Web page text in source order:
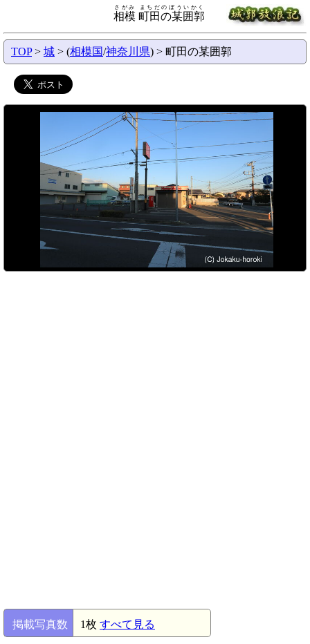
相模 町田の某囲郭
さがみ まちだのぼういかく
TOP> 城 > (相模国/神奈川県) > 町田の某囲郭
掲載写真数 1枚 すべて見る